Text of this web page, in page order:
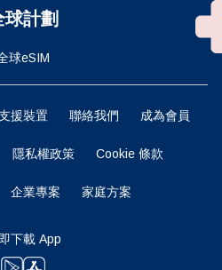
球計劃
球eSIM
援裝置 聯絡我們 成為會員
隱私權政策 Cookie 條款
企業專案 家庭方案
下載 App